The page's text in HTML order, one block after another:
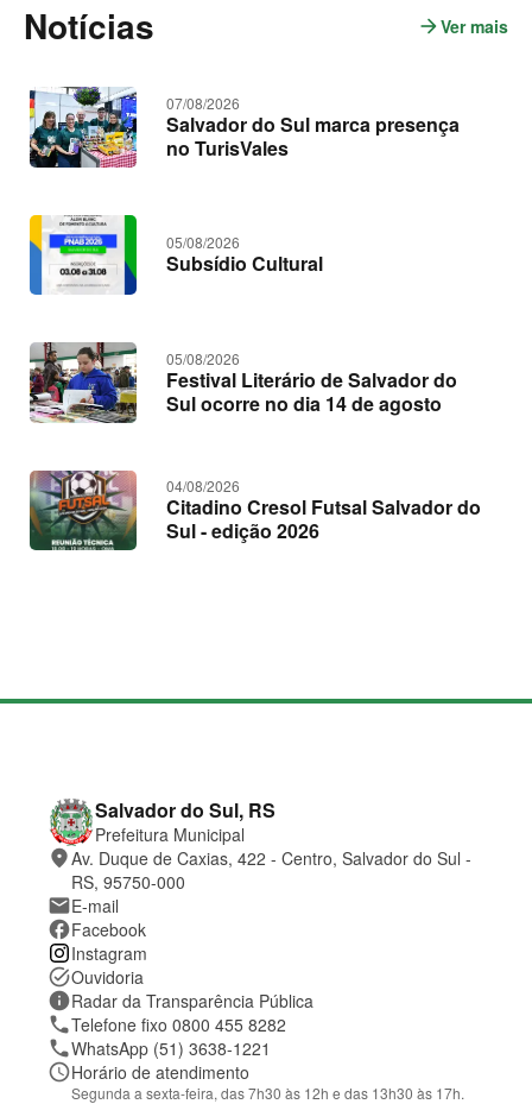
Notícias arrow_forwardVer mais
07/08/2026
Salvador do Sul marca presença
no TurisVales
05/08/2026
Subsídio Cultural
05/08/2026
Festival Literário de Salvador do
Sul ocorre no dia 14 de agosto
04/08/2026
Citadino Cresol Futsal Salvador do
Sul - edição 2026
M
C
o
n
t
t
o
e
l
o
c
a
l
i
z
Salvador do Sul, RS
Prefeitura Municipal
placeAv. Duque de Caxias, 422 - Centro, Salvador do Sul -
RS, 95750-000
mailE-mail
facebookFacebook
Instagram
task_altOuvidoria
information
Radar da Transparência Pública
phoneTelefone fixo 0800 455 8282
phoneWhatsApp (51) 3638-1221
scheduleHorário de atendimento
Segunda a sexta-feira, das 7h30 às 12h e das 13h30 às 17h.